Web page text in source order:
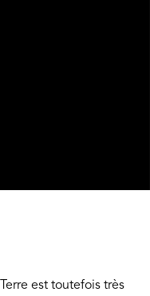
est toutefois très